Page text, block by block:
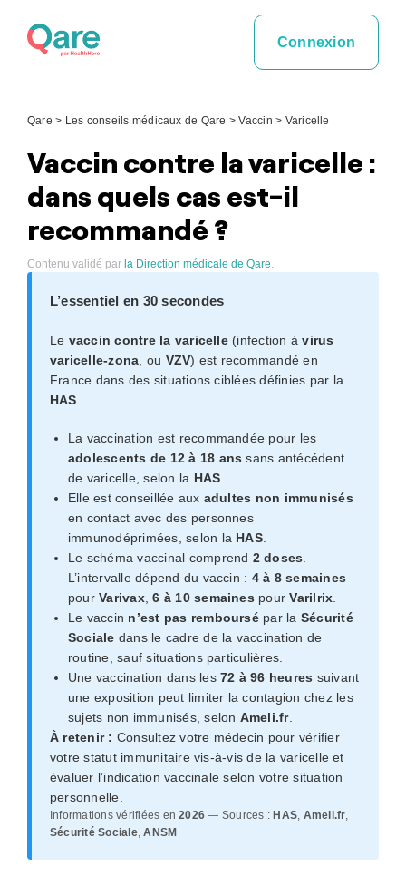
Connexion
Qare > Les conseils médicaux de Qare >Vaccin > Varicelle
Vaccin contre la varicelle :
dans quels cas est-il
recommandé ?
Contenu validé par la Direction médicale de Qare.
L’essentiel en 30 secondes
Le vaccin contre la varicelle(infection àvirus
varicelle-zona , ou VZV) est recommandé en
France dans des situations ciblées définies par la
HAS
La vaccination est recommandée pour les
adolescents de 12 à 18 ans sans antécédent
de varicelle, selon la HAS
Elle est conseillée aux adultes non immunisés
en contact avec des personnes
immunodéprimées, selon la HAS.
Le schéma vaccinal comprend 2 doses
L’intervalle dépend du vaccin : 4 à 8 semaines
pourVarivax,6 à 10 semaines pourVarilrix
Le vaccin n’est pas remboursépar la Sécurité
Sociale dans le cadre de la vaccination de
routine, sauf situations particulières.
Une vaccination dans les 72 à 96 heures suivant
une exposition peut limiter la contagion chez les
sujets non immunisés, selon Ameli.fr.
À retenir : Consultez votre médecin pour vérifier
votre statut immunitaire vis-à-vis de la varicelle et
évaluer l’indication vaccinale selon votre situation
personnelle.
Informations vérifiées en2026 — Sources : HAS, Ameli.fr,
Sécurité Sociale,ANSM